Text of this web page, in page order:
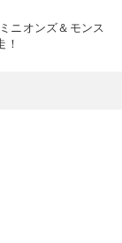
ニオンズ＆モンス
！